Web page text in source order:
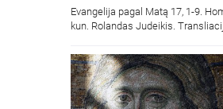
Evangelija pagal Matą 17, 1-9.
kun. Rolandas Judeikis.